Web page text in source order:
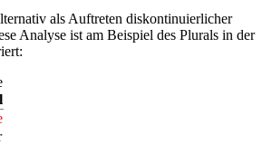
als Auftreten diskontinuierlicher
Analyse ist am Beispiel des Plurals in der